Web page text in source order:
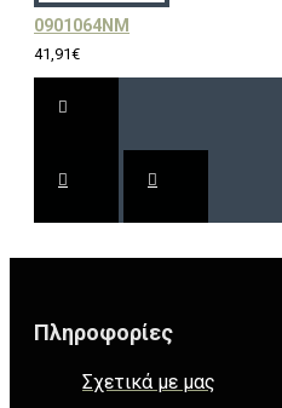
0901064NM
41,91€
Πληροφορίες
Σχετικά με μας